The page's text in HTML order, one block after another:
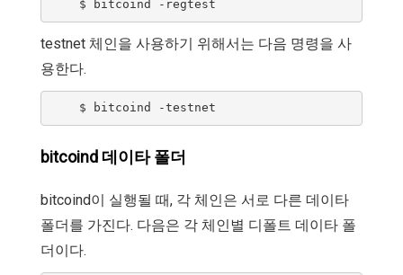
testnet 체인을 사용하기 위해서는 다음 명령을 사
용한다.
bitcoind 데이타 폴더
bitcoind이 실행될 때, 각 체인은 서로 다른 데이타
폴더를 가진다. 다음은 각 체인별 디폴트 데이타 폴
더이다.